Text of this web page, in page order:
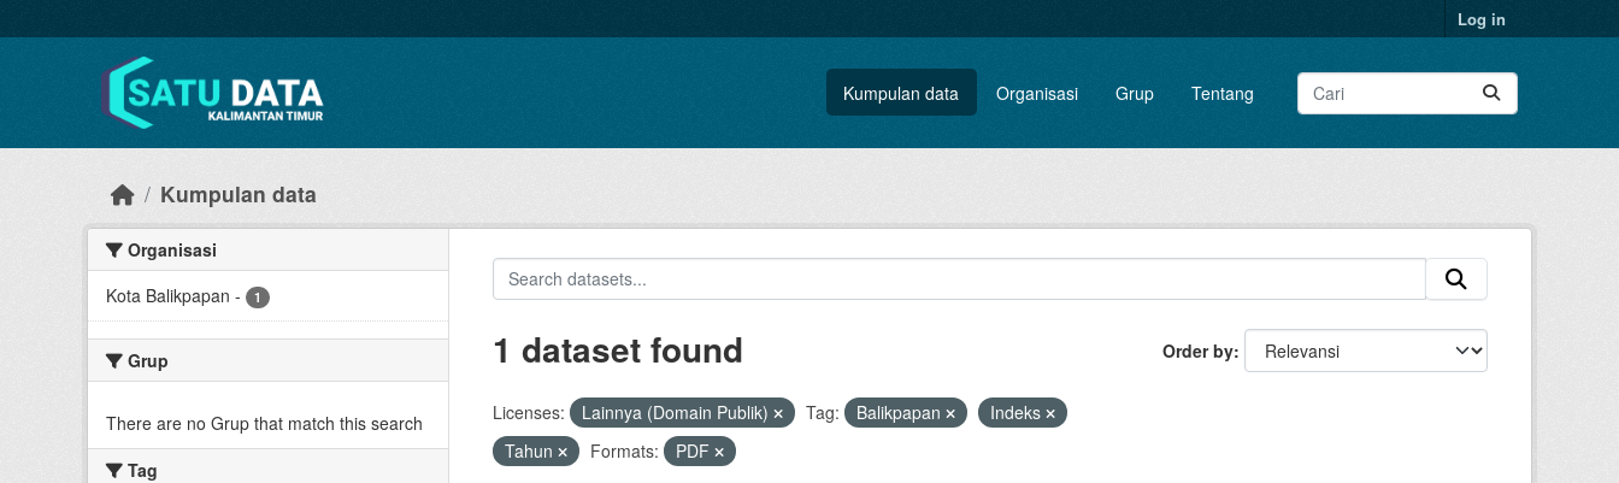
Log in
Kumpulan data Organisasi Grup Tentang
Kumpulan data
Organisasi
Kota Balikpapan - 1
Grup
There are no Grup that match this search
Tag
Order by
1 dataset found
Licenses: Lainnya (Domain Publik) Tag: Balikpapan
Indeks
Tahun
Formats: PDF